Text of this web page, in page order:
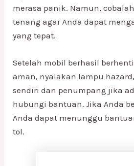
merasa panik. Namun,
tenang agar Anda dapat
yang tepat.
Setelah mobil berhasil
aman, nyalakan lampu
sendiri dan penumpang jika
hubungi bantuan. Jika Anda
Anda dapat menunggu
tol.